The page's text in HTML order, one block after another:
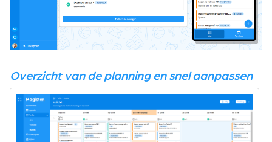
Overzicht van de planning en snel aanpassen